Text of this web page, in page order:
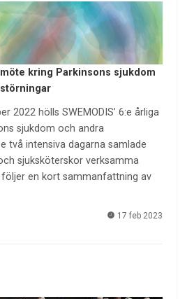
möte kring Parkinsons sjukdom
2022 hölls SWEMODIS’ 6:e årliga
sjukdom och andra
två intensiva dagarna samlade
sjuksköterskor verksamma
en kort sammanfattning av
17 feb 2023